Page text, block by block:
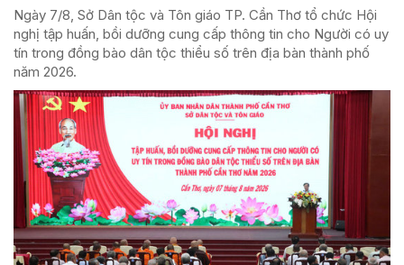
Ngày 7/8, Sở Dân tộc và Tôn giáo TP. Cần Thơ tổ chức Hội
nghị tập huấn, bồi dưỡng cung cấp thông tin cho Người có uy
tín trong đồng bào dân tộc thiểu số trên địa bàn thành phố
năm 2026.